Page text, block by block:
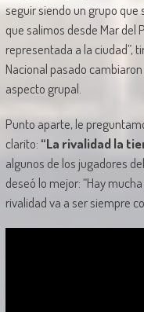
seguir siendo un grupo que
que salimos desde Mar del
representada a la ciudad”,
Nacional pasado
aspecto grupal.
Punto aparte, le
clarito:“La rivalidad la
algunos de los jugadores
deseó lo mejor: “Hay
rivalidad va a ser siempre